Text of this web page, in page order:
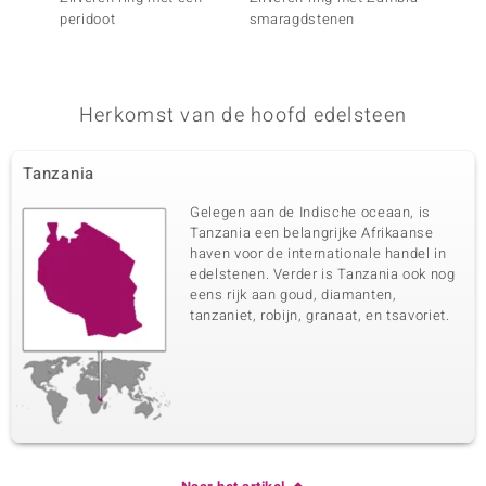
peridoot
smaragdstenen
Herkomst van de hoofd edelsteen
Tanzania
Gelegen aan de Indische oceaan, is
Tanzania een belangrijke Afrikaanse
haven voor de internationale handel in
edelstenen. Verder is Tanzania ook nog
eens rijk aan goud, diamanten,
tanzaniet, robijn, granaat, en tsavoriet.